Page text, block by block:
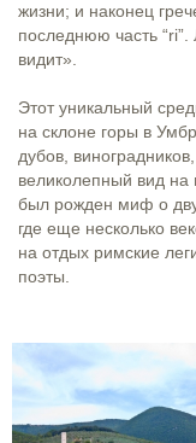
жизни; и наконец
последнюю часть “ri”.
видит».
Этот уникальный
на склоне горы в
дубов,
великолепный вид на
был рожден миф о
где еще несколько
на отдых римские
поэты.